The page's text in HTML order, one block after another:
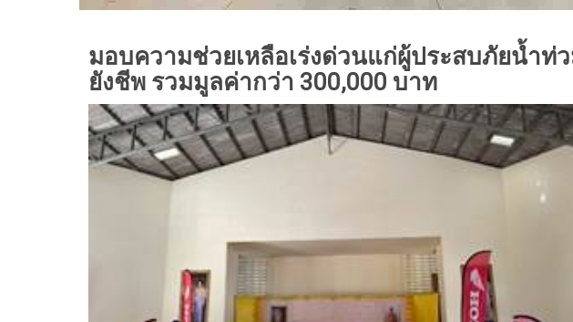
มอบความช่วยเหลือเร่งด่วนแก่ผู้ประสบภัยน้ำท่
ยังชีพ รวมมูลค่ากว่า 300,000 บาท